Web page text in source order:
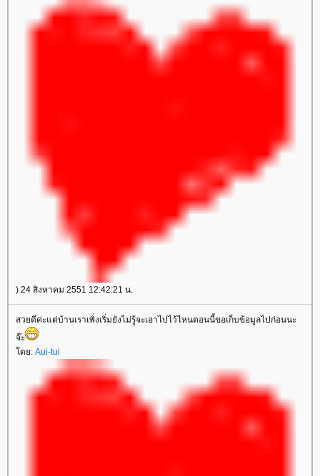
) 24 สิงหาคม 2551 12:42:21 น.
สวยดีค่ะแต่บ้านเราเพิ่งเริ่มยังไม่รู้จะเอาไปไว้ไหนตอนนี้ขอเก็บข้อมูลไปก่อนนะ
จ๊ะ
ดย: Aui-tui